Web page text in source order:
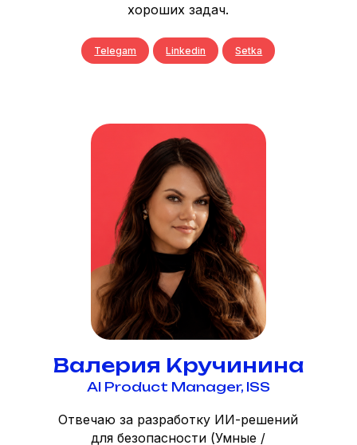
хороших задач.
Telegam Linkedin Setka
Валерия Кручинина
AI Product Manager, ISS
Отвечаю за разработку ИИ-решений
для безопасности (Умные /